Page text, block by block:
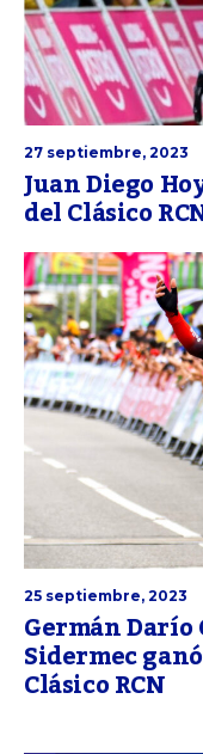
27 septiembre, 2023
Juan Diego
del Clásico
25 septiembre, 2023
Germán Darío
Sidermec
Clásico RCN